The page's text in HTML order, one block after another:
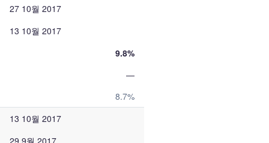
27 10월 2017
13 10월 2017
9.8%
—
8.7%
13 10월 2017
29 9월 2017